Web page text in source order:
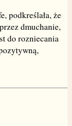
podkreślała, że
dmuchanie,
do rozniecania